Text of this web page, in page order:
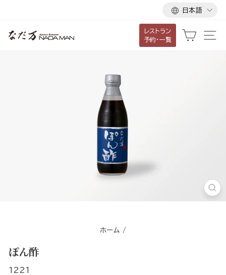
言
語
日本語
レストラン
予約・一覧
カート
閉
じ
ホーム /
ぽん酢
1221